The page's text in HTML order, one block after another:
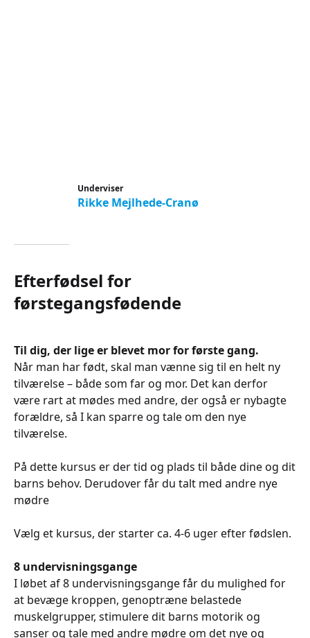
Underviser
Rikke Mejlhede-Cranø
Efterfødsel for
førstegangsfødende
Til dig, der lige er blevet mor for første gang.
Når man har født, skal man vænne sig til en helt ny
tilværelse – både som far og mor. Det kan derfor
være rart at mødes med andre, der også er nybagte
forældre, så I kan sparre og tale om den nye
tilværelse.
På dette kursus er der tid og plads til både dine og dit
barns behov. Derudover får du talt med andre nye
mødre
Vælg et kursus, der starter ca. 4-6 uger efter fødslen.
8 undervisningsgange
I løbet af 8 undervisningsgange får du mulighed for
at bevæge kroppen, genoptræne belastede
muskelgrupper, stimulere dit barns motorik og
sanser og tale med andre mødre om det nye og